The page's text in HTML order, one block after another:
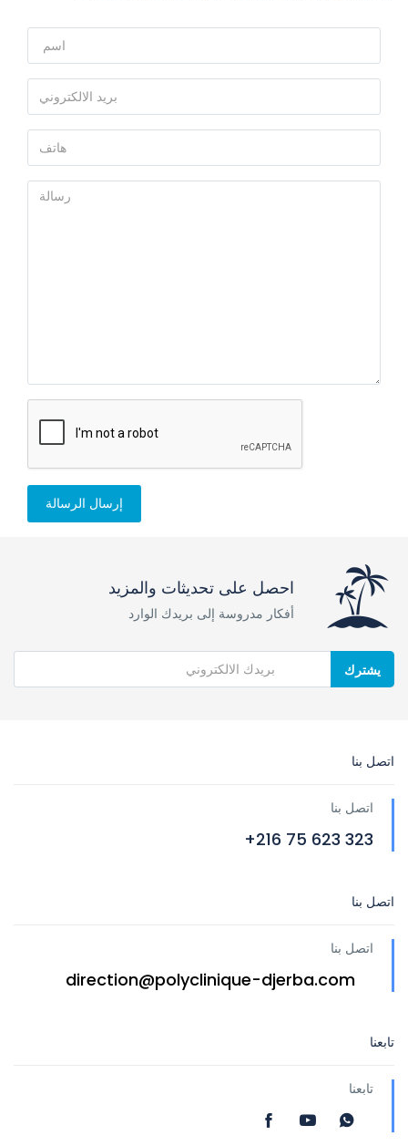
إرسال الرسالة
احصل على تحديثات والمزيد
أفكار مدروسة إلى بريدك الوارد
يشترك
اتصل بنا
اتصل بنا
323 623 75 216+
اتصل بنا
اتصل بنا
direction@polyclinique-djerba.com
تابعنا
تابعنا